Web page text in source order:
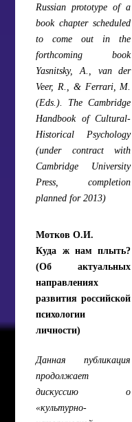
Russian prototype of a
book chapter scheduled
to come out in the
forthcoming book
Yasnitsky, A., van der
Veer, R., & Ferrari, M.
(Eds.). The Cambridge
Handbook of Cultural-
Historical Psychology
(under contract with
Cambridge University
Press, completion
planned for 2013)
Мотков О.И.
Куда ж нам плыть?
(Об актуальных
направлениях
развития российской
психологии
личности)
Данная публикация
продолжает
дискуссию о
«культурно-